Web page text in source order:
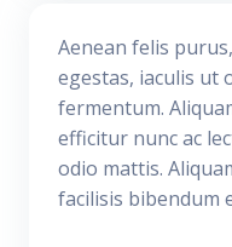
Aenean felis
egestas, iaculis ut
fermentum.
efficitur nunc ac
odio mattis.
facilisis bibendum